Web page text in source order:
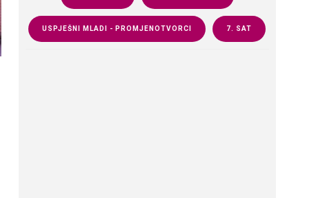
USPJEŠNI MLADI - PROMJENOTVORCI 7. SAT